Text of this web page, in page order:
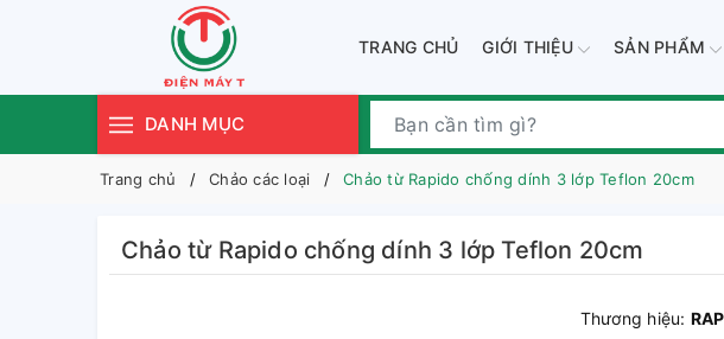
TRANG CHỦ GIỚI THIỆU SẢN PHẨM
DANH MỤC
Trang chủ Chảo các loại Chảo từ Rapido chống dính 3 lớp Teflon 20cm
Chảo từ Rapido chống dính 3 lớp Teflon 20cm
Thương hiệu: